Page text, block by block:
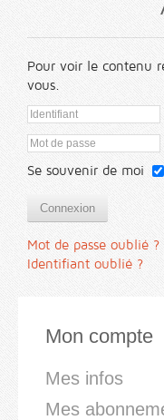
Pour voir le contenu
vous.
Se souvenir de moi
Connexion
Mot de passe oublié ?
Identifiant oublié ?
Mon compte
Mes infos
Mes